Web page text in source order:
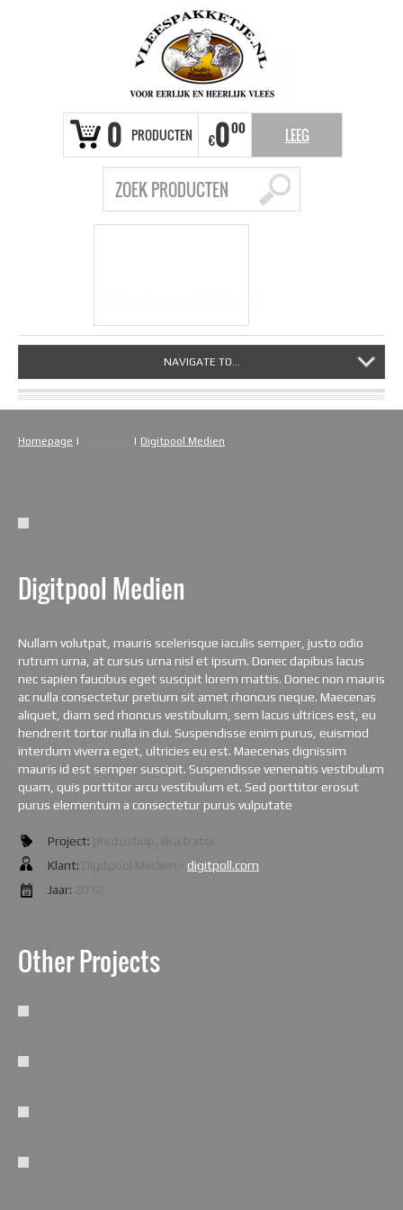
0 PRODUCTEN €000 LEEG
info@vleespakketje.nl
NAVIGATE TO...
Homepage | | Digitpool Medien
Digitpool Medien
Nullam volutpat, mauris scelerisque iaculis semper, justo odio
rutrum urna, at cursus urna nisl et ipsum. Donec dapibus lacus
nec sapien faucibus eget suscipit lorem mattis. Donec non mauris
ac nulla consectetur pretium sit amet rhoncus neque. Maecenas
aliquet, diam sed rhoncus vestibulum, sem lacus ultrices est, eu
hendrerit tortor nulla in dui. Suspendisse enim purus, euismod
interdum viverra eget, ultricies eu est. Maecenas dignissim
mauris id est semper suscipit. Suspendisse venenatis vestibulum
quam, quis porttitor arcu vestibulum et. Sed porttitor erosut
purus elementum a consectetur purus vulputate
Project:
Klant:
digitpoll.com
Jaar:
Other Projects